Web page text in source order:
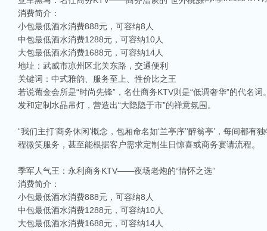
消费简介：
小包最低酒水消费888元，可容纳8人
中包最低酒水消费1288元，可容纳10人
大包最低酒水消费1688元，可容纳14人
地址：武威市凉州区北关东路，交通便利
关键词：中式雅韵、服务至上、性价比之王
若说葡金会所是“时尚先锋”，名仕商务KTV则是“低调奢华”的代名
发和定制水晶吊灯，营造出“大隐隐于市”的禅意氛围。
“我们主打‘商务休闲’概念，包厢命名如‘兰亭序’‘醉翁亭’，每间都
程微笑服务，甚至能根据客户需求定制生日惊喜或商务宴请流程。
季军人气王：永利商务KTV——夜场老炮的“情怀之选”
消费简介：
小包最低酒水消费888元，可容纳8人
中包最低酒水消费1288元，可容纳10人
大包最低酒水消费1688元，可容纳14人